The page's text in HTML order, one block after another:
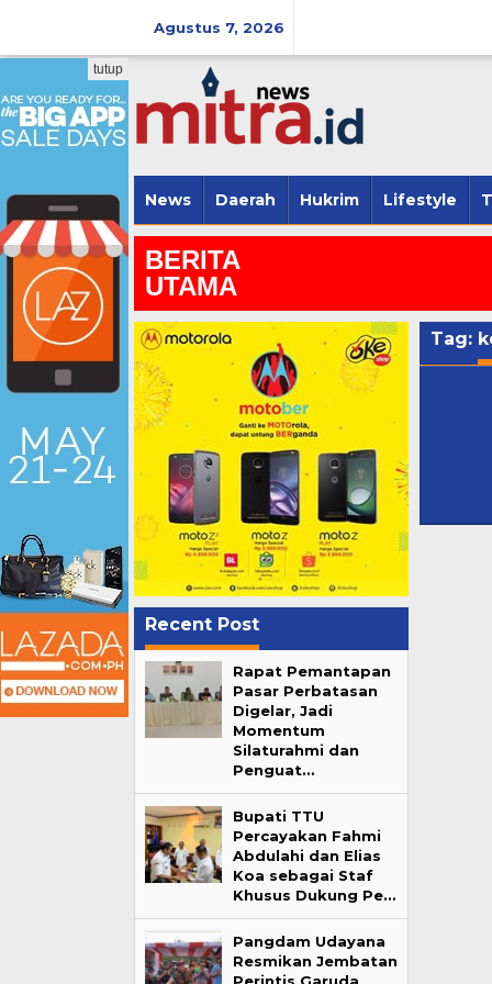
Agustus 7, 2026
News Daerah Hukrim Lifestyle
tutup
BERITA
UTAMA
Recent Post
Rapat Pemantapan
Pasar Perbatasan
Digelar, Jadi
Momentum
Silaturahmi dan
Penguat…
Bupati TTU
Percayakan Fahmi
Abdulahi dan Elias
Koa sebagai Staf
Khusus Dukung Pe…
Pangdam Udayana
Resmikan Jembatan
Tag: